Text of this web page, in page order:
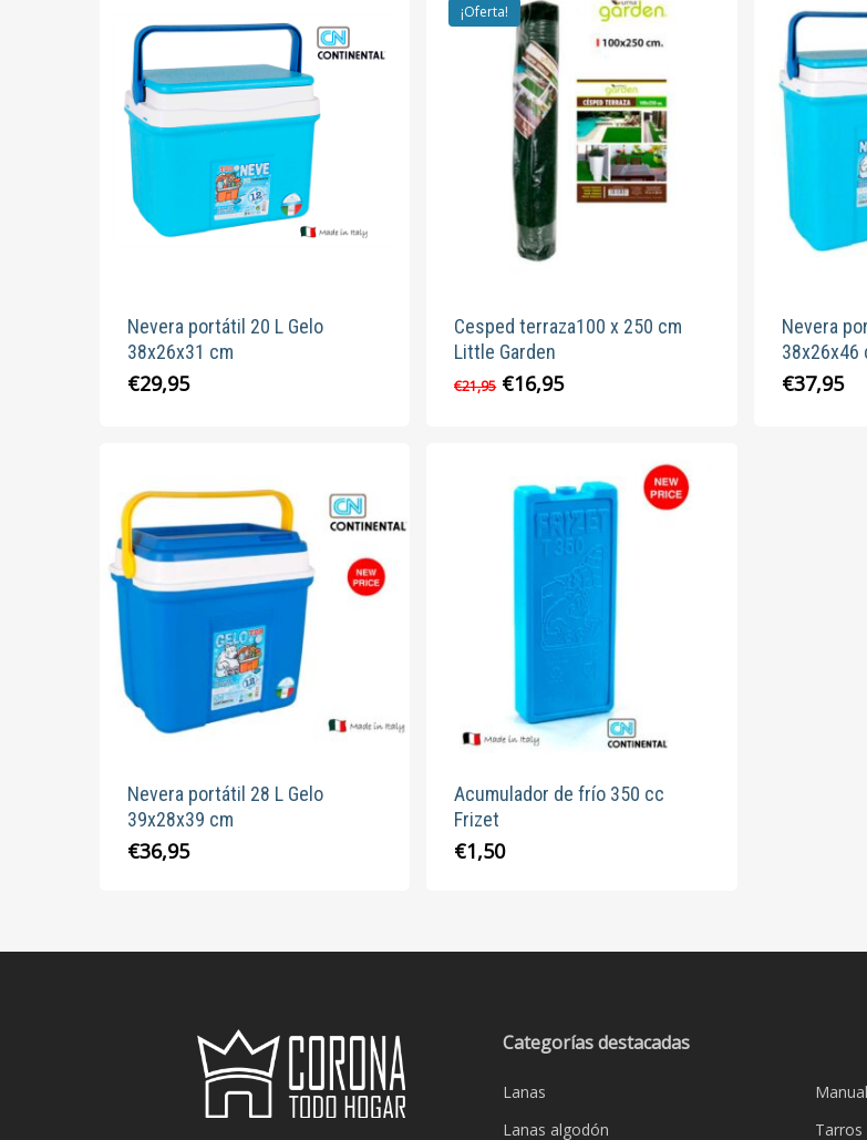
Nevera portátil 20 L Gelo
38x26x31 cm
€29,95
¡Oferta!
Cesped terraza100 x 250 cm
Little Garden
€21,95 El
€21,95.
€16,95El
€16,95.
Nevera
38x26x46
€37,95
Nevera portátil 28 L Gelo
39x28x39 cm
€36,95
Acumulador de frío 350 cc
Frizet
€1,50
Categorías destacadas
Lanas
Lanas algodón
Tarros